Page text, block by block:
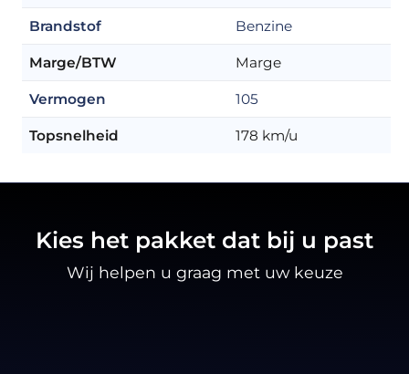
Brandstof Benzine
Marge/BTW Marge
Vermogen 105
Topsnelheid 178 km/u
Kies het pakket dat bij u past
Wij helpen u graag met uw keuze